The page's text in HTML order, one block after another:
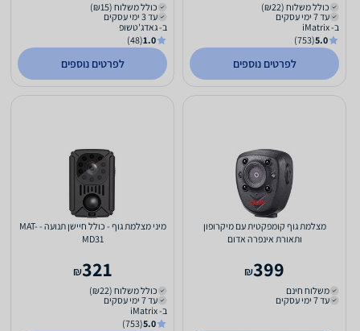
כולל משלוח (₪22)
עד 7 ימי עסקים
ב- iMatrix
5.0
(753)
לפרטים נוספים
כולל משלוח (₪15)
עד 3 ימי עסקים
ב- גאדג'טשופ
1.0
(48)
לפרטים נוספים
מצלמת גוף קומפקטית עם מיקרופון
ותאורת אינפרה אדום
399
₪
משלוח חינם
עד 7 ימי עסקים
מיני מצלמת גוף - כולל חיישן תנועה - MAT-
MD31
321
₪
כולל משלוח (₪22)
עד 7 ימי עסקים
ב- iMatrix
5.0
(753)